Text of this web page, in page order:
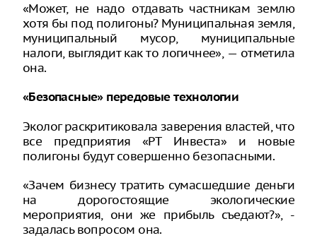
«Может, не надо отдавать частникам землю
хотя бы под полигоны? Муниципальная земля,
муниципальный мусор, муниципальные
налоги, выглядит как то логичнее», — отметила
она.
«Безопасные» передовые технологии
Эколог раскритиковала заверения властей, что
все предприятия «РТ Инвеста» и новые
полигоны будут совершенно безопасными.
«Зачем бизнесу тратить сумасшедшие деньги
на дорогостоящие экологические
мероприятия, они же прибыль съедают?», -
задалась вопросом она.